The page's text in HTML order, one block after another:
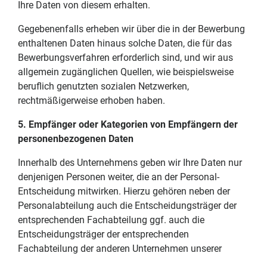
Ihre Daten von diesem erhalten.
Gegebenenfalls erheben wir über die in der Bewerbung
enthaltenen Daten hinaus solche Daten, die für das
Bewerbungsverfahren erforderlich sind, und wir aus
allgemein zugänglichen Quellen, wie beispielsweise
beruflich genutzten sozialen Netzwerken,
rechtmäßigerweise erhoben haben.
5. Empfänger oder Kategorien von Empfängern der
personenbezogenen Daten
Innerhalb des Unternehmens geben wir Ihre Daten nur
denjenigen Personen weiter, die an der Personal-
Entscheidung mitwirken. Hierzu gehören neben der
Personalabteilung auch die Entscheidungsträger der
entsprechenden Fachabteilung ggf. auch die
Entscheidungsträger der entsprechenden
Fachabteilung der anderen Unternehmen unserer